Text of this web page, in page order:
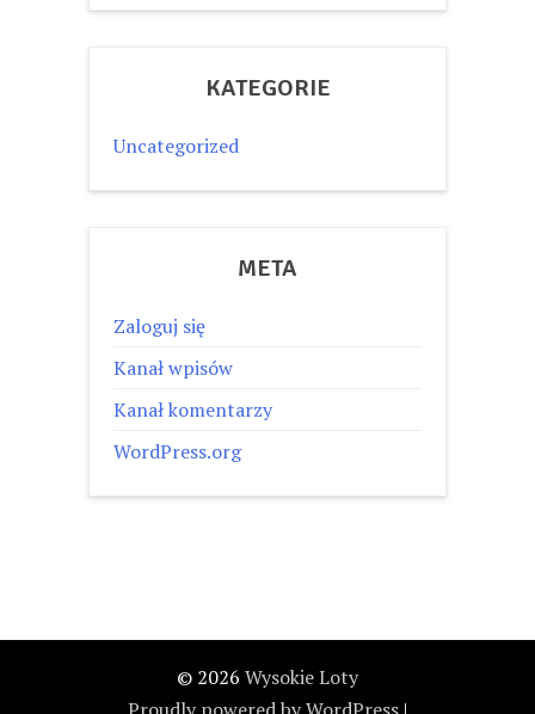
KATEGORIE
Uncategorized
META
Zaloguj się
Kanał wpisów
Kanał komentarzy
WordPress.org
© 2026 Wysokie Loty
Proudly powered by WordPress |